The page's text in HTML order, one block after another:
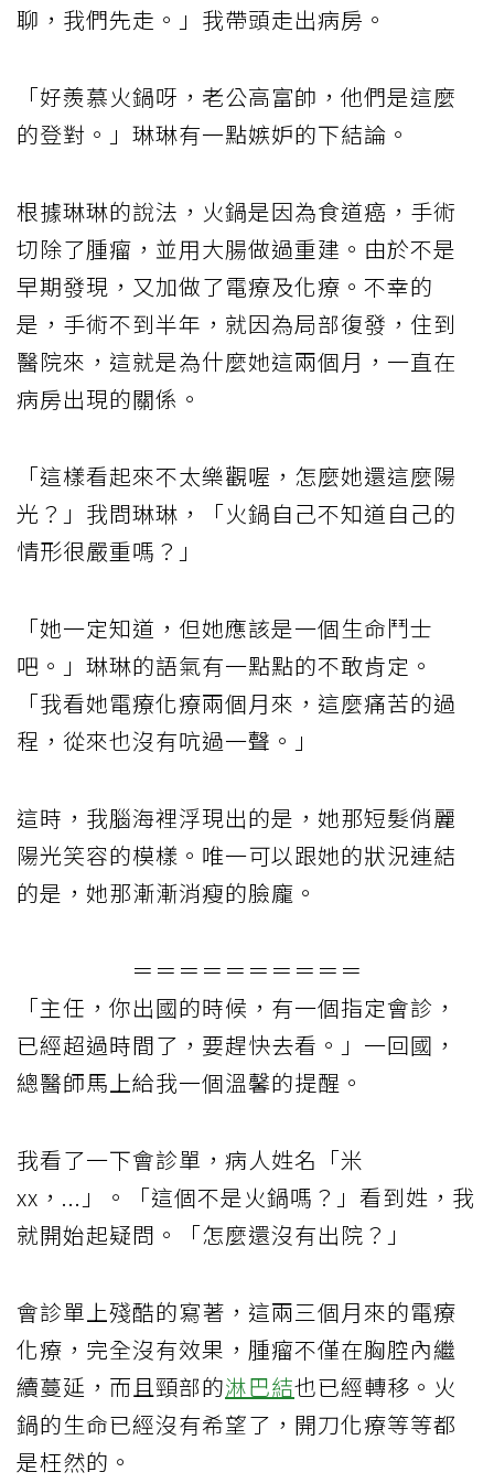
聊，我們先走。」我帶頭走出病房。
「好羨慕火鍋呀，老公高富帥，他們是這麼
的登對。」琳琳有一點嫉妒的下結論。
根據琳琳的說法，火鍋是因為食道癌，手術
切除了腫瘤，並用大腸做過重建。由於不是
早期發現，又加做了電療及化療。不幸的
是，手術不到半年，就因為局部復發，住到
醫院來，這就是為什麼她這兩個月，一直在
病房出現的關係。
「這樣看起來不太樂觀喔，怎麼她還這麼陽
光？」我問琳琳，「火鍋自己不知道自己的
情形很嚴重嗎？」
「她一定知道，但她應該是一個生命鬥士
吧。」琳琳的語氣有一點點的不敢肯定。
「我看她電療化療兩個月來，這麼痛苦的過
程，從來也沒有吭過一聲。」
這時，我腦海裡浮現出的是，她那短髮俏麗
陽光笑容的模樣。唯一可以跟她的狀況連結
的是，她那漸漸消瘦的臉龐。
＝＝＝＝＝＝＝＝＝＝
「主任，你出國的時候，有一個指定會診，
已經超過時間了，要趕快去看。」一回國，
總醫師馬上給我一個溫馨的提醒。
我看了一下會診單，病人姓名「米
xx，...」。「這個不是火鍋嗎？」看到姓，我
就開始起疑問。「怎麼還沒有出院？」
會診單上殘酷的寫著，這兩三個月來的電療
化療，完全沒有效果，腫瘤不僅在胸腔內繼
續蔓延，而且頸部的淋巴結也已經轉移。火
鍋的生命已經沒有希望了，開刀化療等等都
是枉然的。